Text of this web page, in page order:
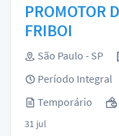
PROMOTOR
FRIBOI
São Paulo - SP
Período Integral
Temporário
31 jul